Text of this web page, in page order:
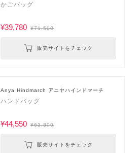
かごバッグ
¥39,780 ¥71,500
販売サイトをチェック
Anya Hindmarch アニヤハインドマーチ
ハンドバッグ
¥44,550 ¥63,800
販売サイトをチェック